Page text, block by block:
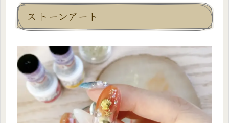
ストーンアート